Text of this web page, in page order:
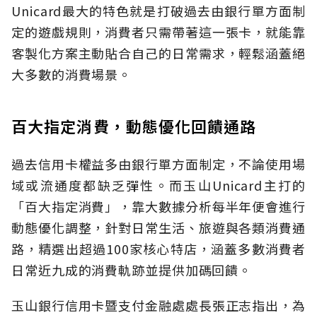
Unicard最大的特色就是打破過去由銀行單方面制
定的遊戲規則，消費者只需帶著這一張卡，就能靠
客製化方案主動貼合自己的日常需求，輕鬆涵蓋絕
大多數的消費場景。
百大指定消費，動態優化回饋通路
過去信用卡權益多由銀行單方面制定，不論使用場
域或流通度都缺乏彈性。而玉山Unicard主打的
「百大指定消費」，靠大數據分析每半年便會進行
動態優化調整，針對日常生活、旅遊與各類消費通
路，精選出超過100家核心特店，涵蓋多數消費者
日常近九成的消費軌跡並提供加碼回饋。
玉山銀行信用卡暨支付金融處處長張正志指出，為